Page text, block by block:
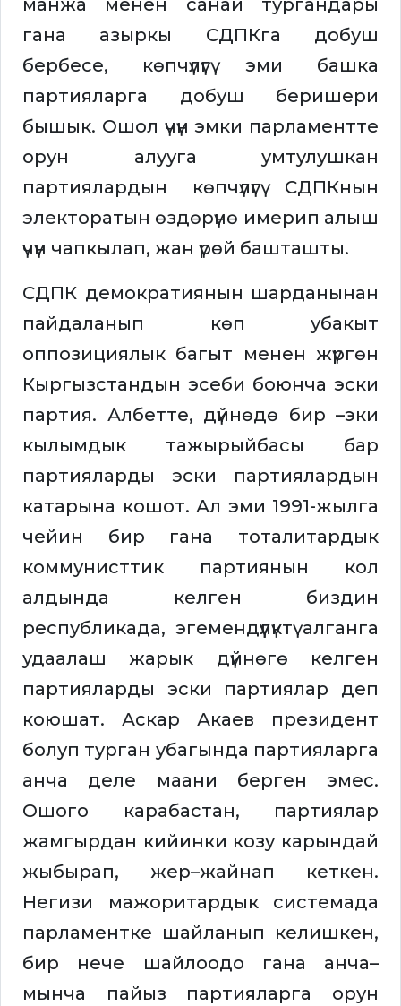
манжа менен санай тургандары
гана азыркы СДПКга добуш
бербесе, көпчүлүгү эми башка
партияларга добуш беришери
бышык. Ошол үчүн эмки парламентте
орун алууга умтулушкан
партиялардын көпчүлүгү СДПКнын
электоратын өздөрүнө имерип алыш
үчүн чапкылап, жан үрөй башташты.
СДПК демократиянын шарданынан
пайдаланып көп убакыт
оппозициялык багыт менен жүргөн
Кыргызстандын эсеби боюнча эски
партия. Албетте, дүйнөдө бир –эки
кылымдык тажырыйбасы бар
партияларды эски партиялардын
катарына кошот. Ал эми 1991-жылга
чейин бир гана тоталитардык
коммунисттик партиянын кол
алдында келген биздин
республикада, эгемендүүлүктү алганга
удаалаш жарык дүйнөгө келген
партияларды эски партиялар деп
коюшат. Аскар Акаев президент
болуп турган убагында партияларга
анча деле маани берген эмес.
Ошого карабастан, партиялар
жамгырдан кийинки козу карындай
жыбырап, жер–жайнап кеткен.
Негизи мажоритардык системада
парламентке шайланып келишкен,
бир нече шайлоодо гана анча–
мынча пайыз партияларга орун